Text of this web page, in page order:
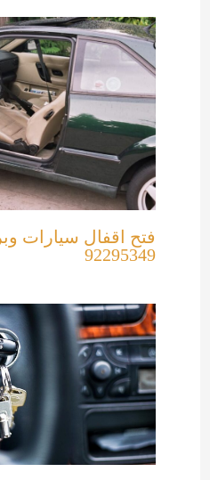
فتح اقفال سيارات
92295349